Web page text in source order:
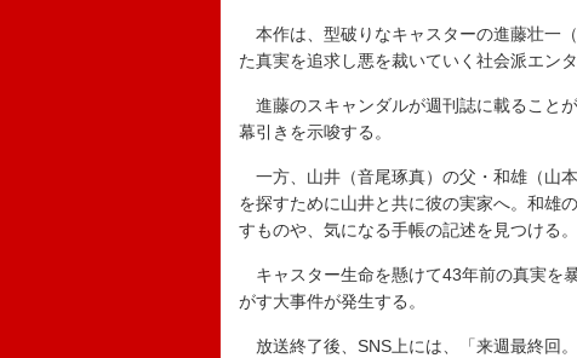
本作は、型破りなキャスターの進藤壮一
た真実を追求し悪を裁いていく社会派エン
進藤のスキャンダルが週刊誌に載ること
幕引きを示唆する。
一方、山井（音尾琢真）の父・和雄（山
を探すために山井と共に彼の実家へ。和雄
すものや、気になる手帳の記述を見つける。
キャスター生命を懸けて43年前の真実を
がす大事件が発生する。
放送終了後、SNS上には、「来週最終回